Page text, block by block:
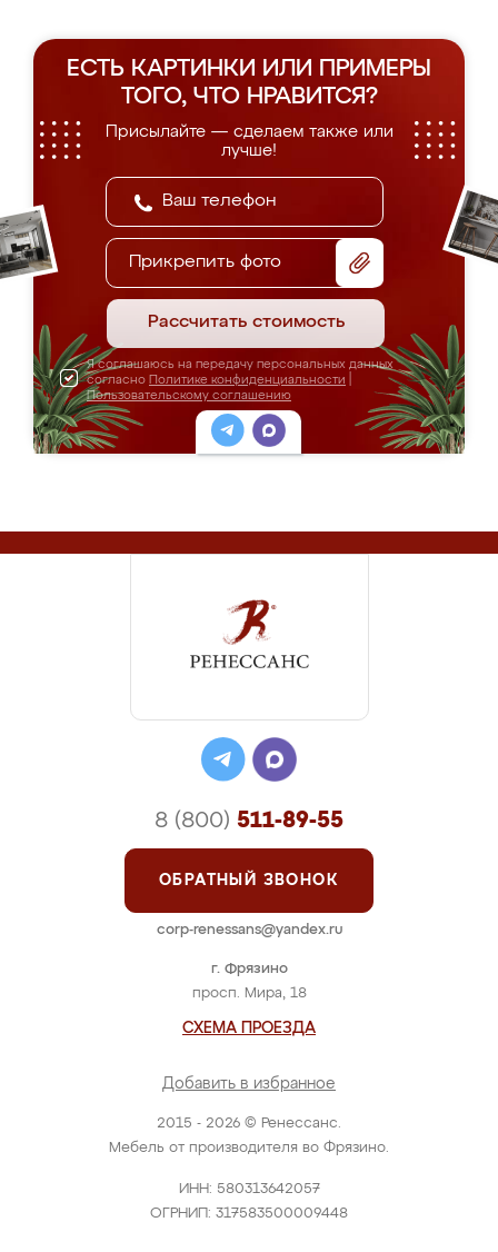
ЕСТЬ КАРТИНКИ ИЛИ ПРИМЕРЫ
ТОГО, ЧТО НРАВИТСЯ?
Присылайте — сделаем также или
лучше!
Прикрепить фото
Рассчитать стоимость
Я соглашаюсь на передачу персональных данных
согласно Политике конфиденциальности
Пользовательскому соглашению
2015 - 2026 © Ренессанс.
Мебель от производителя во Фрязино.
ИНН: 580313642057
ОГРНИП: 317583500009448
г. Фрязино
просп. Мира, 18
СХЕМА ПРОЕЗДА
Добавить в избранное
8 (800) 511-89-55
ОБРАТНЫЙ ЗВОНОК
corp-renessans@yandex.ru